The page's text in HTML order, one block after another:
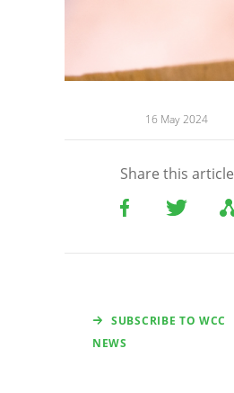
16 May 2024
Share this article
SUBSCRIBE TO WCC
NEWS